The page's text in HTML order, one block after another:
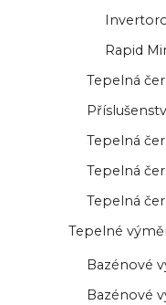
Rapid
Tepelná
Tepelná
Tepelná
Tepelná
Tepelné
Bazénové
Bazénové